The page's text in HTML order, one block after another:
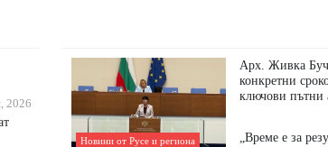
2026
Новини от Русе и региона
Арх. Живка
конкретни
ключови пътни
​„Време е за